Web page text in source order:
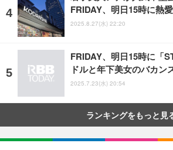
FRIDAY、明日15時に熱
2025.8.27(水) 22:20
FRIDAY、明日15時に「
ドルと年下美女のバカン
2025.7.23(水) 20:54
ランキングをもっと見